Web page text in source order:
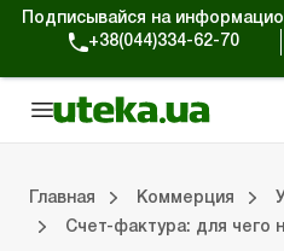
Подписывайся на
+38(044)334-62-70
Главная Коммерция
Счет-фактура: для чего